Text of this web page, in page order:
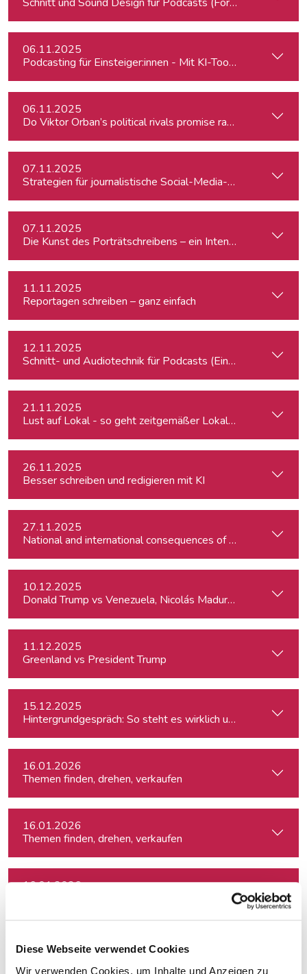
Diese Webseite verwendet Cookies
Wir verwenden Cookies, um Inhalte und Anzeigen zu
06.11.2025
Podcasting für Einsteiger:innen - Mit KI-Tools zum Erfolg
06.11.2025
Do Viktor Orban’s political rivals promise radical policy
07.11.2025
Strategien für journalistische Social-Media-Recherchen
07.11.2025
Die Kunst des Porträtschreibens – ein Intensiv-Workshop
11.11.2025
Reportagen schreiben – ganz einfach
12.11.2025
Schnitt- und Audiotechnik für Podcasts (Einsteiger:innen)
21.11.2025
Lust auf Lokal - so geht zeitgemäßer Lokaljournalismus
26.11.2025
Besser schreiben und redigieren mit KI
27.11.2025
10.12.2025
Donald Trump vs Venezuela, Nicolás Maduro and narco-
11.12.2025
Greenland vs President Trump
15.12.2025
Hintergrundgespräch: So steht es wirklich um die
16.01.2026
Themen finden, drehen, verkaufen
16.01.2026
Themen finden, drehen, verkaufen
16.01.2026
22.01.2026